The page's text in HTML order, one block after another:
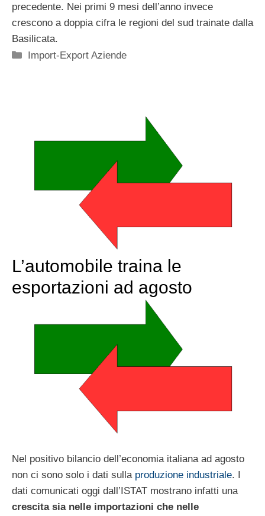
precedente. Nei primi 9 mesi dell’anno invece
crescono a doppia cifra le regioni del sud trainate dalla
Basilicata.
Categorie
Import-Export Aziende
L’automobile traina le
esportazioni ad agosto
Nel positivo bilancio dell’economia italiana ad agosto
non ci sono solo i dati sulla produzione industriale. I
dati comunicati oggi dall’ISTAT mostrano infatti una
crescita sia nelle importazioni che nelle